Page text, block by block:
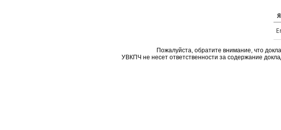
Пожалуйста, обратите внимание, что
УВКПЧ не несет ответственности за содержание